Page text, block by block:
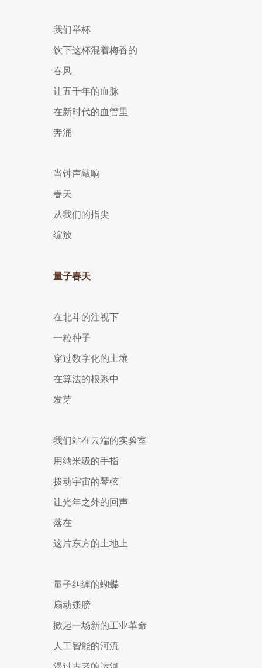
我们举杯
饮下这杯混着梅香的
春风
让五千年的血脉
在新时代的血管里
奔涌
当钟声敲响
春天
从我们的指尖
绽放
量子春天
在北斗的注视下
一粒种子
穿过数字化的土壤
在算法的根系中
发芽
我们站在云端的实验室
用纳米级的手指
拨动宇宙的琴弦
让光年之外的回声
落在
这片东方的土地上
量子纠缠的蝴蝶
扇动翅膀
掀起一场新的工业革命
人工智能的河流